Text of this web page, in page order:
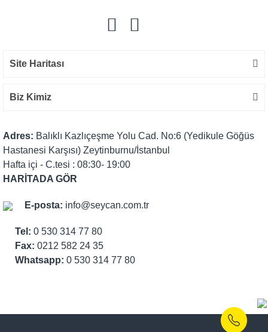
Site Haritası
Biz Kimiz
Adres: Balıklı Kazlıçeşme Yolu Cad. No:6 (Yedikule Göğüs
Hastanesi Karşısı) Zeytinburnu/İstanbul
Hafta içi - C.tesi : 08:30- 19:00
HARİTADA GÖR
E-posta: info@seycan.com.tr
Tel: 0 530 314 77 80
Fax: 0212 582 24 35
Whatsapp: 0 530 314 77 80